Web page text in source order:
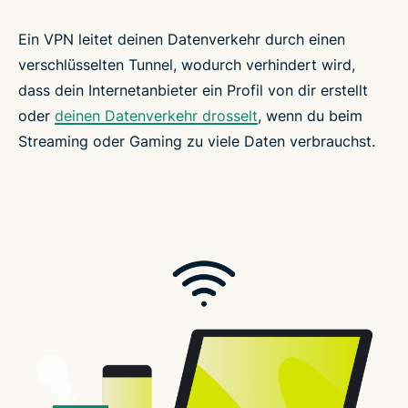
Ein VPN leitet deinen Datenverkehr durch einen
verschlüsselten Tunnel, wodurch verhindert wird,
dass dein Internetanbieter ein Profil von dir erstellt
oder deinen Datenverkehr drosselt, wenn du beim
Streaming oder Gaming zu viele Daten verbrauchst.